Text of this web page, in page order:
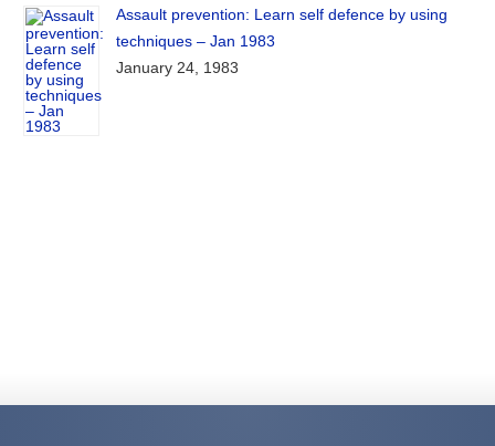
Assault prevention: Learn self defence by using
techniques – Jan 1983
January 24, 1983